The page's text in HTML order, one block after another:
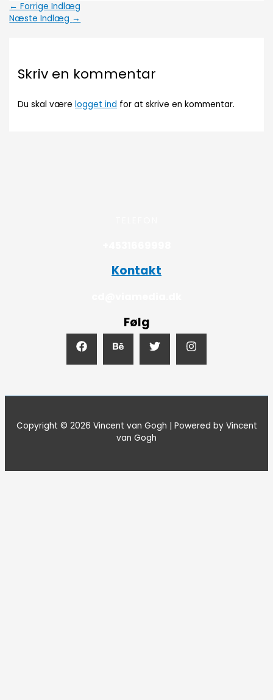
← Forrige Indlæg
Næste Indlæg →
Skriv en kommentar
Du skal værelogget ind for at skrive en kommentar.
Kontakt
Følg
Copyright © 2026 Vincent van Gogh | Powered by Vincent
van Gogh